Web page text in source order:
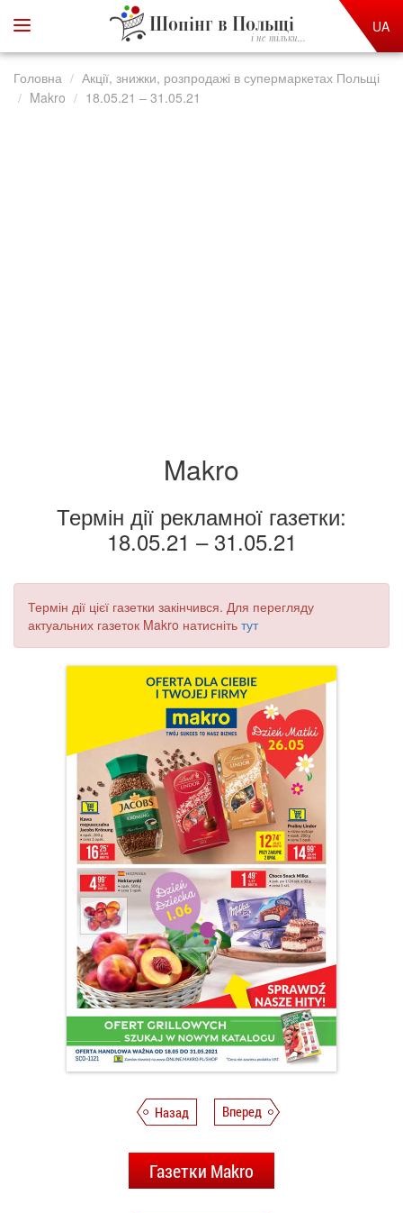
Шопінг в Польщі
і не тільки...
UA
Головна
Акції, знижки, розпродажі в супермаркетах Польщі
Makro
18.05.21 – 31.05.21
Makro
Термін дії рекламної газетки:
18.05.21 – 31.05.21
Термін дії цієї газетки закінчився. Для перегляду
актуальних газеток Makro натисніть тут
Назад Вперед
Газетки Makro